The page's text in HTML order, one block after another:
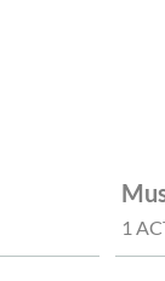
1